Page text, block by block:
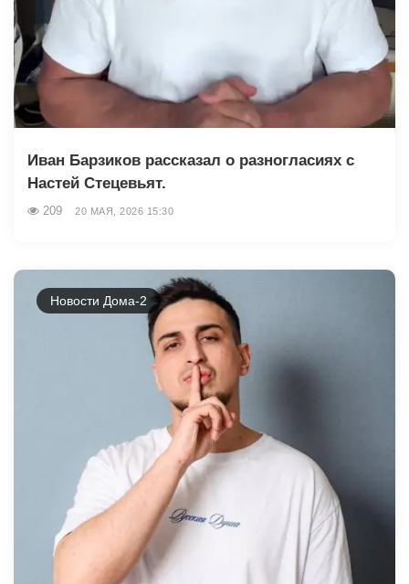
Иван Барзиков рассказал о разногласиях с
Настей Стецевьят.
209 20 МАЯ, 2026 15:30
Новости Дома-2